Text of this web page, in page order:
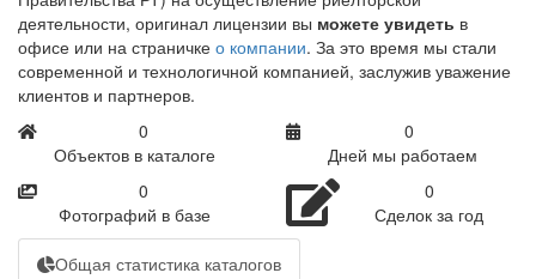
деятельности, оригинал лицензии вы можете увидеть в
офисе или на страничке о компании. За это время мы стали
современной и технологичной компанией, заслужив уважение
клиентов и партнеров.
0
Объектов в каталоге
0
Дней мы работаем
0
Фотографий в базе
0
Сделок за год
Общая статистика каталогов